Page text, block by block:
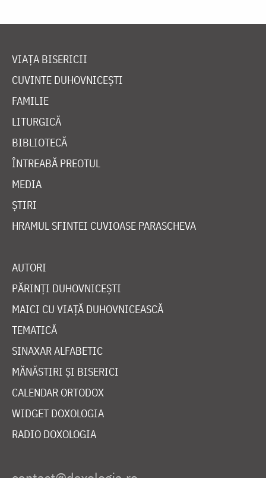
VIAȚA BISERICII
CUVINTE DUHOVNICEȘTI
FAMILIE
LITURGICĂ
BIBLIOTECĂ
ÎNTREABĂ PREOTUL
MEDIA
ȘTIRI
HRAMUL SFINTEI CUVIOASE PARASCHEVA
AUTORI
PĂRINȚI DUHOVNICEȘTI
MAICI CU VIAȚĂ DUHOVNICEASCĂ
TEMATICĂ
SINAXAR ALFABETIC
MĂNĂSTIRI ȘI BISERICI
CALENDAR ORTODOX
WIDGET DOXOLOGIA
RADIO DOXOLOGIA